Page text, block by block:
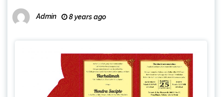
Admin 8 years ago